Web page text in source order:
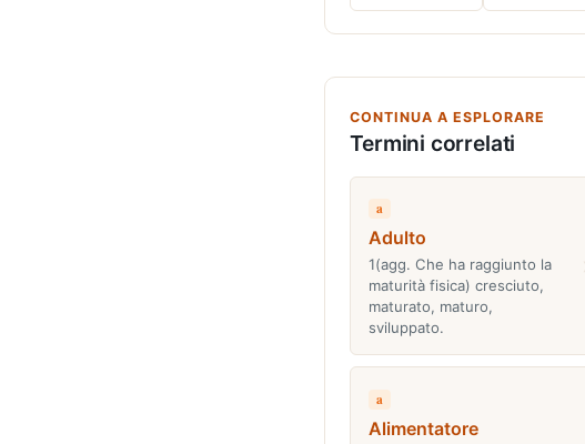
CONTINUA A ESPLORARE
Termini correlati
a
Adulto
1(agg. Che ha raggiunto la
maturità fisica) cresciuto,
maturato, maturo,
sviluppato.
a
Alimentatore